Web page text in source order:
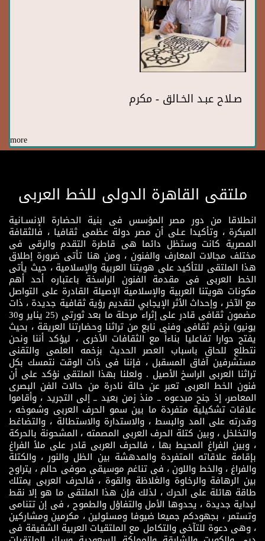
صـلاح عبـد الخـالق - مكرم
more
ملتقى القاهرة الدولى للخط العربى
انطلاقا من دور مصر المؤسس فى بنية الحضارة الإنسـانية
المبكرة ، وتأكيدا عـلى أن مصر دولة عظمى ثقافيا ، فالثقافة
المصرية كانت وستظل دائما هى قاطرة التقدم والرقى فى
مختلف مجالات المعارف والفنون ، ومن هنا تأتى ضرورة إطلاق
هذا الملتقى للتأكيد على هويتنا العربية والإسلامية ، حيث يأتى
الخط العربى فى مقدمة الفنون الراسخة باعتباره أحد أهم
مكونات هويتنا العربية والإسلامية الإصيلة القادرة على التواصل
مع الآخر ، وإحداث الأثر الإيجابي لتقديم رؤية ثقافية جديدة ، ذات
مضمون ثقافى قادر على إثراء مرحلة ما بعد ثورتى (25 يناير و30
يونيو) بزخم ثقافى وفنى نابع من تراثنا وحضارتنا العريقة ، بحيث
يفتح حوارا تفاعليا بناءاً مع الثقافات الأخرى ، ليؤكد أننا ونحن
نتطلع للحاق باسباب العصر الحديث بزخمه العلمى والتقنى
مستشرفين آفاق المسقبل ، فإننا فى ذات الوقت نتمسك بكل
تراثنا العربى الراسخ الأصيل . ولعلنا بهذا الملتقى نؤكد على أن
فنون الخط العربى تعبر عن حالة نادرة من حالات الفن البصرى
المعاصر، إذ جنح مبدعوه ــ منذ زمن بعيد ــ إلى التجريد ، وأقاموا
علاقات تشكيلية متفردة ما بين سمو الحرف العربى وشموخه ،
وقدرته على المد والبسط ، والاستدارة والاستطالة ، والتضاغط
والتخلخل ، وبين كتلة الحرف العربى المصمته ، المشحونة بالحركة
، وبين الفراغ المحيط بها ، فالحرف العربى قادر على ملأ الفراغ
بإقامة علاقاته المتفردة والمدهشة بين الظل والنور ، والكتلة
والفراغ ، والخط واللون ، فى تناغم موسيقى صوفى حالم ، يتراوح
بين الرهافة والرخاوة والغلاظة والقوة ، فالحرف العربى يمتلك
طاقة هائلة على الحرك ، لذلك فإن هذا الملتقى ما هو إلا نقط
لبداية جديدة ، يحدوها الأمل والتفاؤل والطموح ، فى إن تتنامى
وتستمر ، بجهودكم جميعا ضيوفا ومسئولين ، مكرمين ومشاركين
، وهى دعوة للتآخى والتكامل مع الملتقيات العربية الشقيقة فى